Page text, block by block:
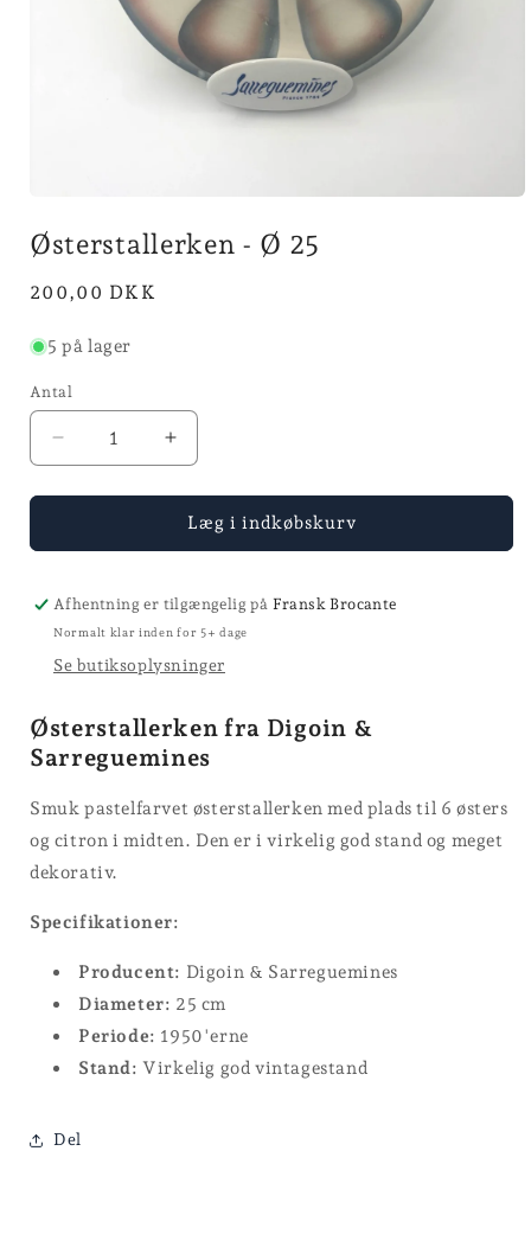
1
Østerstallerken - Ø 25
Normalpris
200,00 DKK
5 på lager
Antal
Reducer
antallet
for
Østerstallerken
-
25
Øg
antallet
for
Østerstallerken
-
25
Læg i indkøbskurv
Afhentning er tilgængelig på Fransk Brocante
Normalt klar inden for 5+ dage
Se butiksoplysninger
Østerstallerken fra Digoin &
Sarreguemines
Smuk pastelfarvet østerstallerken med plads til 6 østers
og citron i midten. Den er i virkelig god stand og meget
dekorativ.
Specifikationer:
Producent: Digoin & Sarreguemines
Diameter: 25 cm
Periode: 1950'erne
Stand:Virkelig god vintagestand
Del